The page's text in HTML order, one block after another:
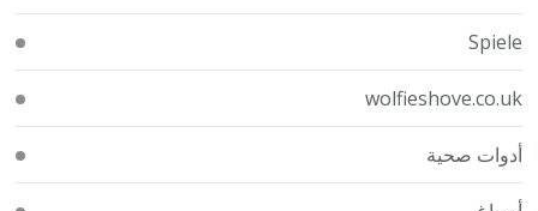
Spiele
wolfieshove.co.uk
أدوات صحية